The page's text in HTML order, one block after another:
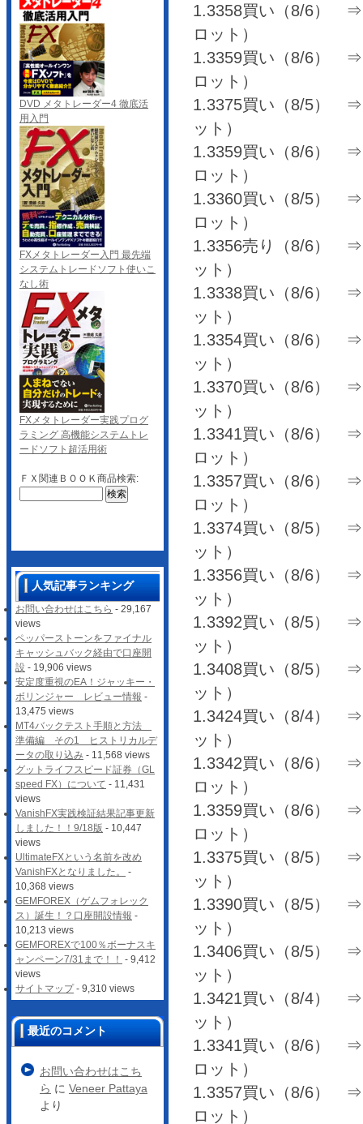
1.3358買い（8/6） ⇒
ロット）
1.3359買い（8/6） ⇒
ロット）
1.3375買い（8/5） ⇒
ット）
1.3359買い（8/6） ⇒
ロット）
1.3360買い（8/5） ⇒
ロット）
1.3356売り（8/6） ⇒
ット）
1.3338買い（8/6） ⇒
ット）
1.3354買い（8/6） ⇒
ット）
1.3370買い（8/6） ⇒
ット）
1.3341買い（8/6） ⇒
ロット）
1.3357買い（8/6） ⇒
ロット）
1.3374買い（8/5） ⇒
ット）
1.3356買い（8/6） ⇒
ット）
1.3392買い（8/5） ⇒
ット）
1.3408買い（8/5） ⇒
ット）
1.3424買い（8/4） ⇒
ット）
1.3342買い（8/6） ⇒
ロット）
1.3359買い（8/6） ⇒
ロット）
1.3375買い（8/5） ⇒
ット）
1.3390買い（8/5） ⇒
ット）
1.3406買い（8/5） ⇒
ット）
1.3421買い（8/4） ⇒
ット）
1.3341買い（8/6） ⇒
ロット）
1.3357買い（8/6） ⇒
ロット）
DVD メタトレーダー4 徹底活
用入門
FXメタトレーダー入門 最先端
システムトレードソフト使いこ
なし術
FXメタトレーダー実践プログ
ラミング 高機能システムトレ
ードソフト超活用術
ＦＸ関連ＢＯＯＫ商品検索:
人気記事ランキング
お問い合わせはこちら - 29,167
views
ペッパーストーンをファイナル
キャッシュバック経由で口座開
設 - 19,906 views
安定度重視のEA！ジャッキー・
ボリンジャー レビュー情報 -
13,475 views
MT4バックテスト手順と方法
準備編 その1 ヒストリカルデ
ータの取り込み - 11,568 views
グットライフスピード証券（GL
speed FX）について - 11,431
views
VanishFX実践検証結果記事更新
しました！！9/18版 - 10,447
views
UltimateFXという名前を改め
VanishFXとなりました。
-
10,368 views
GEMFOREX（ゲムフォレック
ス）誕生！？口座開設情報 -
10,213 views
GEMFOREXで100％ボーナスキ
ャンペーン7/31まで！！ - 9,412
views
サイトマップ- 9,310 views
最近のコメント
お問い合わせはこち
ら に Veneer Pattaya
より